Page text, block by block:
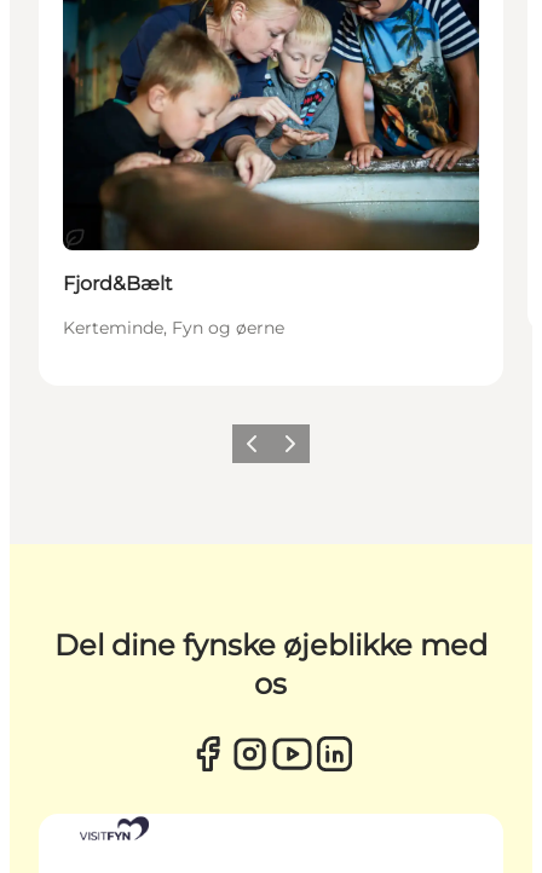
Bæredygtige oplevelser
Fjord&Bælt
Kerteminde, Fyn og øerne
ForrigeNæste
Del dine fynske øjeblikke med
os